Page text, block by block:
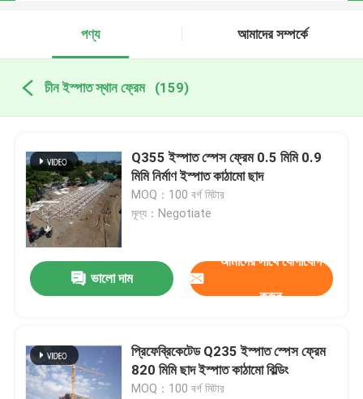
পণ্য আমাদের সম্পর্কে
চীন ইস্পাত স্থান ফ্রেম (159)
Q355 ইস্পাত স্পেস ফ্রেম 0.5 মিমি 0.9
মিমি নির্মাণ ইস্পাত কাঠামো ছাদ
MOQ：100 বর্গ মিটার
মূল্য：Negotiate
ভালো দাম
আমাদের সাথে যোগাযোগ
করুন
প্রিফেব্রিকেটেড Q235 ইস্পাত স্পেস ফ্রেম
820 মিমি ছাদ ইস্পাত কাঠামো বিল্ডিং
MOQ：100 বর্গ মিটার